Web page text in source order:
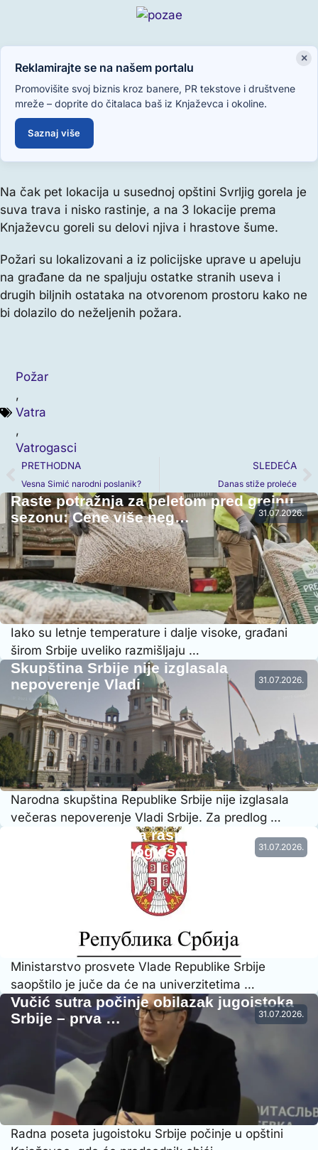
×
Reklamirajte se na našem portalu
Promovišite svoj biznis kroz banere, PR tekstove i društvene
mreže – doprite do čitalaca baš iz Knjaževca i okoline.
Saznaj više
Na čak pet lokacija u susednoj opštini Svrljig gorela je
suva trava i nisko rastinje, a na 3 lokacije prema
Knjaževcu goreli su delovi njiva i hrastove šume.
Požari su lokalizovani a iz policijske uprave u apeluju
na građane da ne spaljuju ostatke stranih useva i
drugih biljnih ostataka na otvorenom prostoru kako ne
bi dolazilo do neželjenih požara.
Požar
,
Vatra
,
Vatrogasci
PRETHODNA
Vesna Simić narodni poslanik?
SLEDEĆA
Danas stiže proleće
31.07.2026.
Raste potražnja za peletom pred grejnu
sezonu: Cene više neg…
Iako su letnje temperature i dalje visoke, građani
širom Srbije uveliko razmišljaju …
31.07.2026.
Skupština Srbije nije izglasala
nepoverenje Vladi
Narodna skupština Republike Srbije nije izglasala
večeras nepoverenje Vladi Srbije. Za predlog …
31.07.2026.
Vraćena prethodna raspodela radnog
vremena nastavnog osoblja…
Ministarstvo prosvete Vlade Republike Srbije
saopštilo je juče da će na univerzitetima …
31.07.2026.
Vučić sutra počinje obilazak jugoistoka
Srbije – prva …
Radna poseta jugoistoku Srbije počinje u opštini